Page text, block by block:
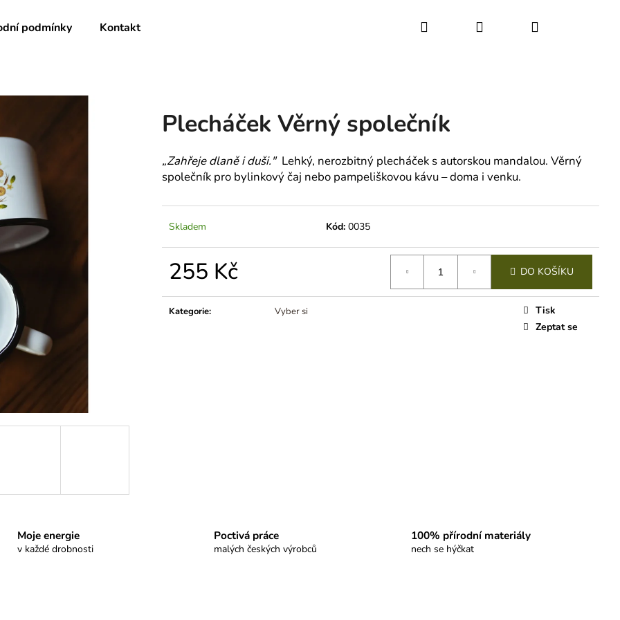
podmínky Kontakt Hledat PřihlášeníNákupní
Plecháček Věrný společník
„Zahřeje dlaně i duši." Lehký, nerozbitný plecháček s autorskou mandalou. Věrný
společník pro bylinkový čaj nebo pampeliškovou kávu – doma i venku.
Skladem Kód: 0035
255 Kč DO KOŠÍKU
Kategorie: Vyber si
Tisk
Zeptat se
Moje energie
v každé drobnosti
Poctivá práce
malých českých výrobců
100% přírodní materiály
nech se hýčkat
HLEDAT